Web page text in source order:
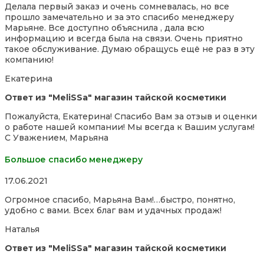
out
of
5
Делала первый заказ и очень сомневалась, но все
прошло замечательно и за это спасибо менеджеру
Марьяне. Все доступно объяснила , дала всю
информацию и всегда была на связи. Очень приятно
такое обслуживание. Думаю обращусь ещё не раз в эту
компанию!
Екатерина
Ответ из "MeliSSa" магазин тайской косметики
Пожалуйста, Екатерина! Спасибо Вам за отзыв и оценки
о работе нашей компании! Мы всегда к Вашим услугам!
С Уважением, Марьяна
Большое спасибо менеджеру
Rated
out
of
17.06.2021
Огромное спасибо, Марьяна Вам!…быстро, понятно,
удобно с вами. Всех благ вам и удачных продаж!
Наталья
Ответ из "MeliSSa" магазин тайской косметики